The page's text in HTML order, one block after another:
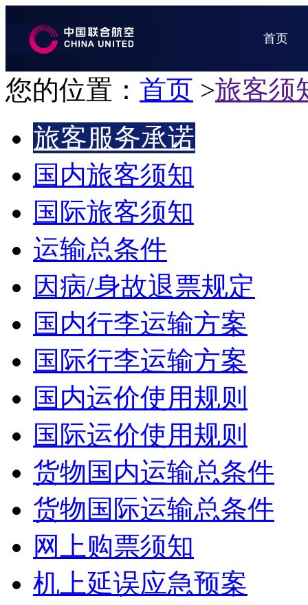
首页
您的位置： 首页 >旅客须
旅客服务承诺
国内旅客须知
国际旅客须知
运输总条件
因病/身故退票规定
国内行李运输方案
国际行李运输方案
国内运价使用规则
国际运价使用规则
货物国内运输总条件
货物国际运输总条件
网上购票须知
机上延误应急预案